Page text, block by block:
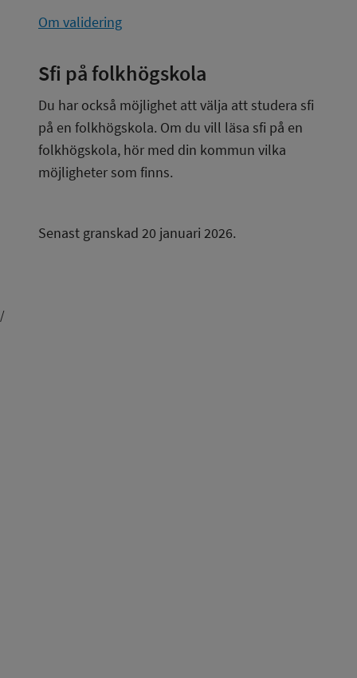
Om validering
Sfi på folkhögskola
Du har också möjlighet att välja att studera sfi
på en folkhögskola. Om du vill läsa sfi på en
folkhögskola, hör med din kommun vilka
möjligheter som finns.
Senast granskad 20 januari 2026.
/